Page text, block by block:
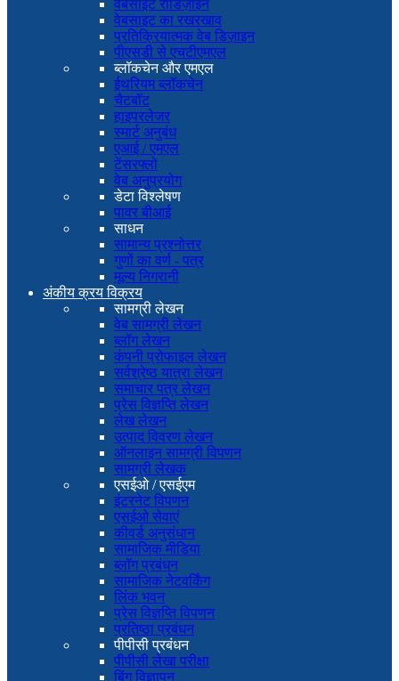
वेबसाइट रीडिज़ाइन
वेबसाइट का रखरखाव
प्रतिक्रियात्मक वेब डिज़ाइन
पीएसडी से एचटीएमएल
ब्लॉकचेन और एमएल
ईथरियम ब्लॉकचेन
चैटबॉट
हाइपरलेजर
स्मार्ट अनुबंध
एआई / एमएल
टेंसरफ्लो
वेब अनुप्रयोग
डेटा विश्लेषण
पावर बीआई
साधन
सामान्य प्रश्नोत्तर
गुणों का वर्ण - पत्र
मूल्य निगरानी
अंकीय क्रय विक्रय
सामग्री लेखन
वेब सामग्री लेखन
ब्लॉग लेखन
कंपनी प्रोफाइल लेखन
सर्वश्रेष्ठ यात्रा लेखन
समाचार पत्र लेखन
प्रेस विज्ञप्ति लेखन
लेख लेखन
उत्पाद विवरण लेखन
ऑनलाइन सामग्री विपणन
सामग्री लेखक
एसईओ / एसईएम
इंटरनेट विपणन
एसईओ सेवाएं
कीवर्ड अनुसंधान
सामाजिक मीडिया
ब्लॉग प्रबंधन
सामाजिक नेटवर्किंग
लिंक भवन
प्रेस विज्ञप्ति विपणन
प्रतिष्ठा प्रबंधन
पीपीसी प्रबंधन
पीपीसी लेखा परीक्षा
बिंग विज्ञापन